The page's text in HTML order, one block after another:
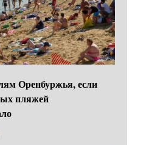
Оренбуржья, если
пляжей